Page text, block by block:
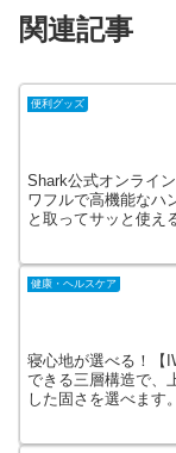
関連記事
便利グッズ
Shark公式オンライ
ワフルで高機能なハ
と取ってサッと使え
健康・ヘルスケア
寝心地が選べる！【
できる三層構造で、
した固さを選べます